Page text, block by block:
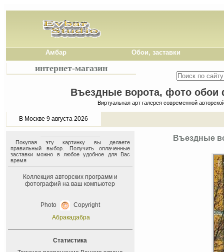
Амбар Обои, заставки
интернет-магазин
Въездные ворота, фото обои
Виртуальная арт галерея современной
В Москве 9 августа 2026
Покупая эту картинку вы делаете
правильный выбор. Получить оплаченные
заставки можно в любое удобное для Вас
время
Коллекция авторских программ и
фотографий на ваш компьютер
Photo
Copyright
Абракадабра
Статистика
Въездные